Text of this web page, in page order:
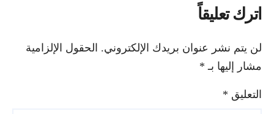
اترك تعليقاً
لن يتم نشر عنوان بريدك الإلكتروني. الحقول الإلزامية
مشار إليها بـ *
التعليق*